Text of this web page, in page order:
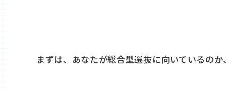
まずは、あなたが総合型選抜に向いているのか